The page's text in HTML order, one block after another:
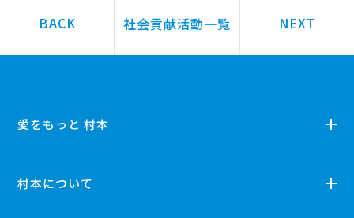
社会貢献活動一覧
愛をもっと 村本
村本について